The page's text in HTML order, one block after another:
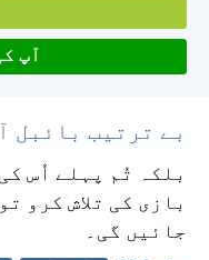
آپ
بے ترتیب بائبل
بلکہ تُم پہلے اُس
بازی کی تلاش کرو
جائیں گی۔